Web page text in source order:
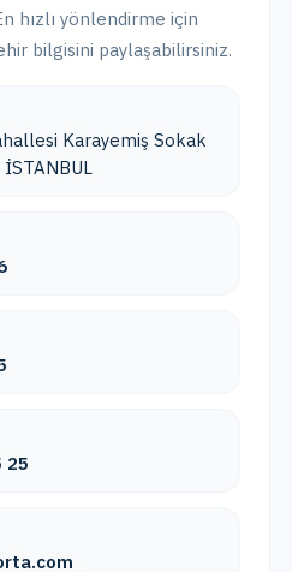
hızlı yönlendirme için
bilgisini paylaşabilirsiniz.
Karayemiş Sokak
25